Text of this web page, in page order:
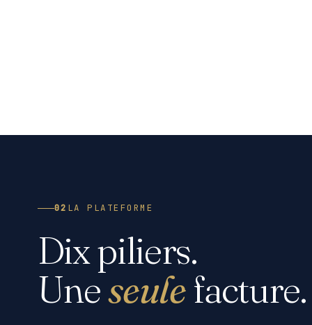
02 LA PLATEFORME
Dix piliers.
Uneseulefacture.